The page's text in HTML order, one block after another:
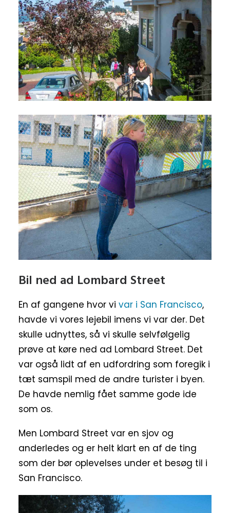
Bil ned ad Lombard Street
En af gangene hvor vi var i San Francisco,
havde vi vores lejebil imens vi var der. Det
skulle udnyttes, så vi skulle selvfølgelig
prøve at køre ned ad Lombard Street. Det
var også lidt af en udfordring som foregik i
tæt samspil med de andre turister i byen.
De havde nemlig fået samme gode ide
som os.
Men Lombard Street var en sjov og
anderledes og er helt klart en af de ting
som der bør oplevelses under et besøg til i
San Francisco.